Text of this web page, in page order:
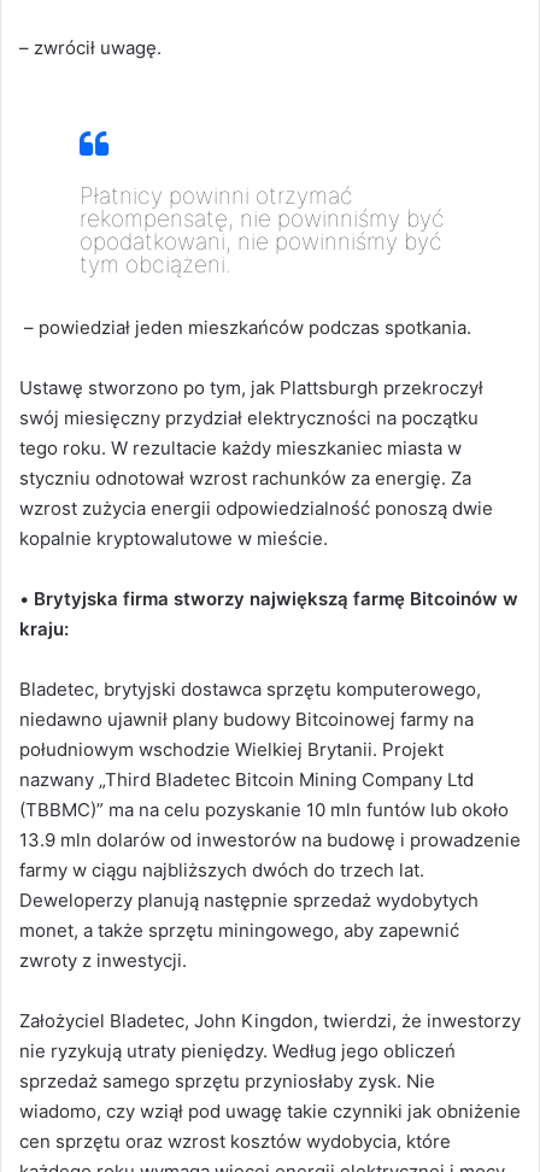
– zwrócił uwagę.
Płatnicy powinni otrzymać
rekompensatę, nie powinniśmy być
opodatkowani, nie powinniśmy być
tym obciążeni.
– powiedział jeden mieszkańców podczas spotkania.
Ustawę stworzono po tym, jak Plattsburgh przekroczył
swój miesięczny przydział elektryczności na początku
tego roku. W rezultacie każdy mieszkaniec miasta w
styczniu odnotował wzrost rachunków za energię. Za
wzrost zużycia energii odpowiedzialność ponoszą dwie
kopalnie kryptowalutowe w mieście.
• Brytyjska firma stworzy największą farmę Bitcoinów w
kraju:
Bladetec, brytyjski dostawca sprzętu komputerowego,
niedawno ujawnił plany budowy Bitcoinowej farmy na
południowym wschodzie Wielkiej Brytanii. Projekt
nazwany „Third Bladetec Bitcoin Mining Company Ltd
(TBBMC)” ma na celu pozyskanie 10 mln funtów lub około
13.9 mln dolarów od inwestorów na budowę i prowadzenie
farmy w ciągu najbliższych dwóch do trzech lat.
Deweloperzy planują następnie sprzedaż wydobytych
monet, a także sprzętu miningowego, aby zapewnić
zwroty z inwestycji.
Założyciel Bladetec, John Kingdon, twierdzi, że inwestorzy
nie ryzykują utraty pieniędzy. Według jego obliczeń
sprzedaż samego sprzętu przyniosłaby zysk. Nie
wiadomo, czy wziął pod uwagę takie czynniki jak obniżenie
cen sprzętu oraz wzrost kosztów wydobycia, które